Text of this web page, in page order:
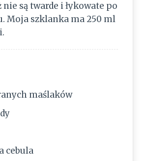
nie są twarde i łykowate po
Moja szklanka ma 250 ml
maślaków
cebula